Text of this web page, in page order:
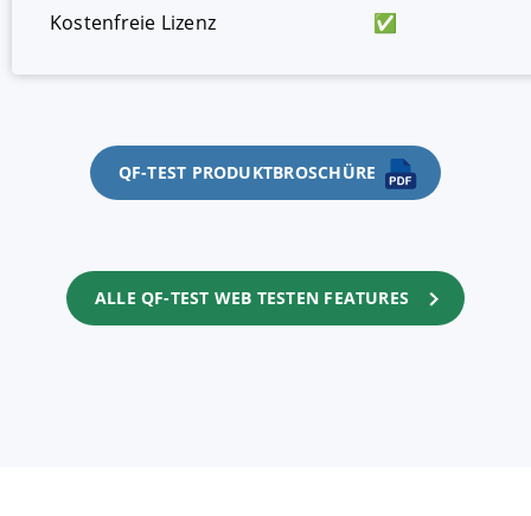
Kostenfreie Lizenz ✅
QF-TEST PRODUKTBROSCHÜRE
ALLE QF-TEST WEB TESTEN FEATURES